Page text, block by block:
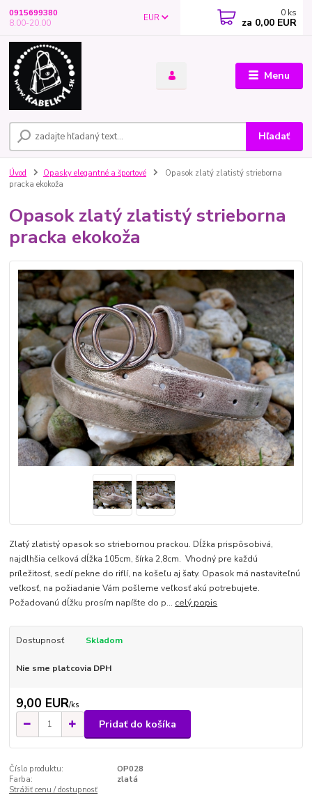
Menu
EUR
Hľadať
0915699380
8.00-20.00
0 ks
za 0,00 EUR
Úvod Opasky elegantné a športové
Opasok zlatý zlatistý strieborna
pracka ekokoža
Opasok zlatý zlatistý strieborna
pracka ekokoža
Zlatý zlatistý opasok so striebornou prackou. Dĺžka prispôsobivá,
najdlhšia celková dĺžka 105cm, šírka 2,8cm. Vhodný pre každú
príležitosť, sedí pekne do riflí, na košeľu aj šaty. Opasok má nastaviteľnú
veľkosť, na požiadanie Vám pošleme veľkosť akú potrebujete.
Požadovanú dĺžku prosím napíšte do p... celý popis
Dostupnosť Skladom
Nie sme platcovia DPH
9,00 EUR/ks
Pridať do košíka
Číslo produktu:
OP028
Farba:
zlatá
Strážiť cenu / dostupnosť